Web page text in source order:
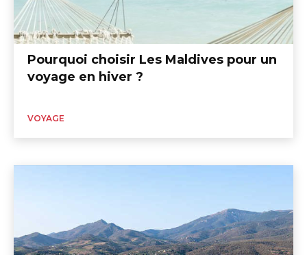
Pourquoi choisir Les Maldives pour un
voyage en hiver ?
VOYAGE